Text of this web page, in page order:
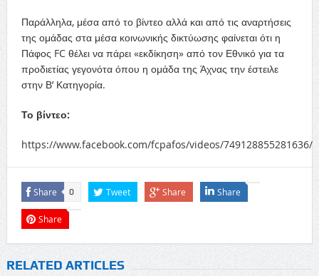
Παράλληλα, μέσα από το βίντεο αλλά και από τις αναρτήσεις
της ομάδας στα μέσα κοινωνικής δικτύωσης φαίνεται ότι η
Πάφος FC θέλει να πάρει «εκδίκηση» από τον Εθνικό για τα
προδιετίας γεγονότα όπου η ομάδα της Άχνας την έστειλε
στην Β’ Κατηγορία.
Το βίντεο:
https://www.facebook.com/fcpafos/videos/749128855281636/
Share 0 Tweet Share Share
Share
RELATED ARTICLES